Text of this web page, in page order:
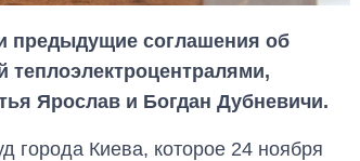
предыдущие соглашения об
Ярослав и Богдан Дубневичи.
города Киева, которое 24 ноября